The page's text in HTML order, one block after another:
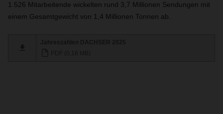
1.526 Mitarbeitende wickelten rund 3,7 Millionen Sendungen mit
einem Gesamtgewicht von 1,4 Millionen Tonnen ab.